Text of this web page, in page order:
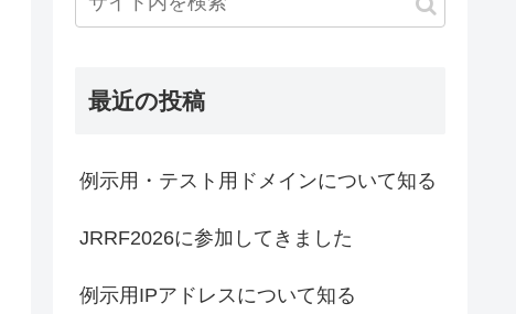
最近の投稿
例示用・テスト用ドメインについて知る
JRRF2026に参加してきました
例示用IPアドレスについて知る